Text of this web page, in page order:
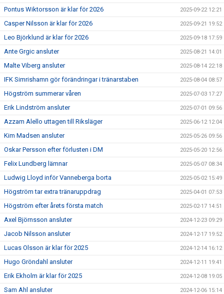
Pontus Wiktorsson är klar för 2026 2025-09-22 12:21
Casper Nilsson är klar för 2026 2025-09-21 19:52
Leo Björklund är klar för 2026 2025-09-18 17:59
Ante Grgic ansluter 2025-08-21 14:01
Malte Viberg ansluter 2025-08-14 22:18
IFK Simrishamn gör förändringar i tränarstaben 2025-08-04 08:57
Högström summerar våren 2025-07-03 17:27
Erik Lindström ansluter 2025-07-01 09:56
Azzam Alello uttagen till Riksläger 2025-06-12 12:04
Kim Madsen ansluter 2025-05-26 09:56
Oskar Persson efter förlusten i DM 2025-05-20 12:56
Felix Lundberg lämnar 2025-05-07 08:34
Ludwig Lloyd inför Vanneberga borta 2025-05-02 15:49
Högström tar extra tränaruppdrag 2025-04-01 07:53
Högström efter årets första match 2025-02-17 14:51
Axel Björnsson ansluter 2024-12-23 09:29
Jacob Nilsson ansluter 2024-12-17 19:52
Lucas Olsson är klar för 2025 2024-12-14 16:12
Hugo Gröndahl ansluter 2024-12-11 19:41
Erik Ekholm är klar för 2025 2024-12-08 19:05
Sam Ahl ansluter 2024-12-06 15:14